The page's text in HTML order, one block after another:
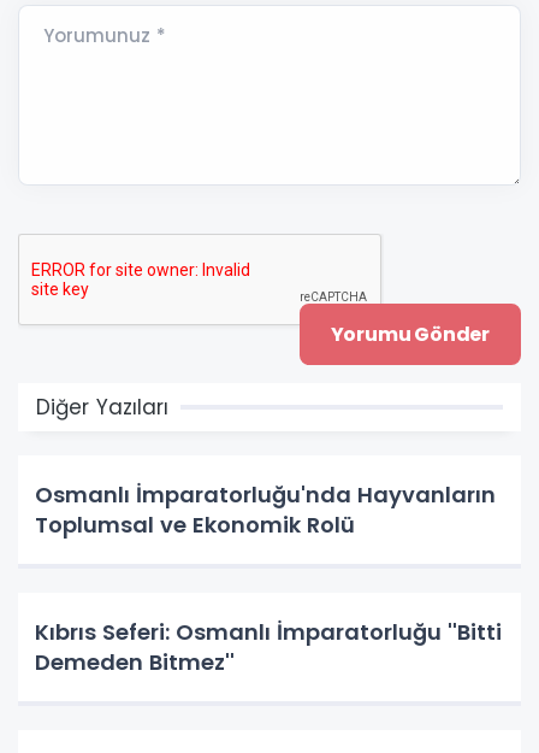
Yorumunuz *
Diğer Yazıları
Osmanlı İmparatorluğu'nda Hayvanların
Toplumsal ve Ekonomik Rolü
Kıbrıs Seferi: Osmanlı İmparatorluğu ''Bitti
Demeden Bitmez''